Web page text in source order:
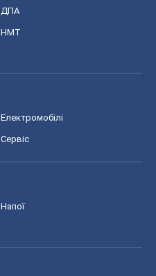
ДПА
НМТ
Електромобілі
Сервіс
Напої